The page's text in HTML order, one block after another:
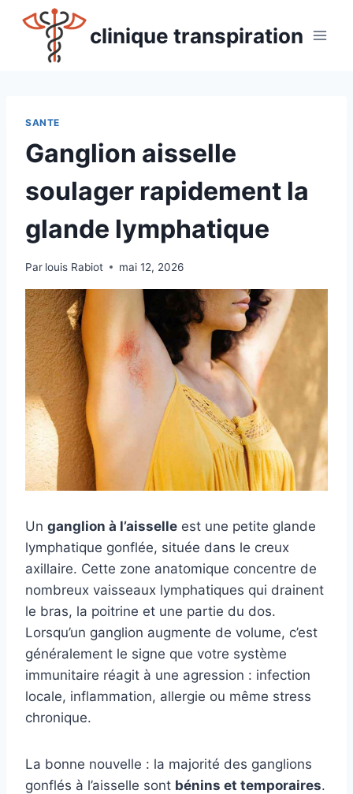
contenu
clinique transpiration
SANTE
Ganglion aisselle
soulager rapidement la
glande lymphatique
Par louis Rabiot mai 12, 2026
Un ganglion à l’aisselle est une petite glande
lymphatique gonflée, située dans le creux
axillaire. Cette zone anatomique concentre de
nombreux vaisseaux lymphatiques qui drainent
le bras, la poitrine et une partie du dos.
Lorsqu’un ganglion augmente de volume, c’est
généralement le signe que votre système
immunitaire réagit à une agression : infection
locale, inflammation, allergie ou même stress
chronique.
La bonne nouvelle : la majorité des ganglions
gonflés à l’aisselle sont bénins et temporaires.